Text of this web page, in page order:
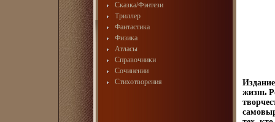
Сказка/Фэнтези
Триллер
Фантастика
Физика
Атласы
Справочники
Сочинении
Стихотворения
жизнь